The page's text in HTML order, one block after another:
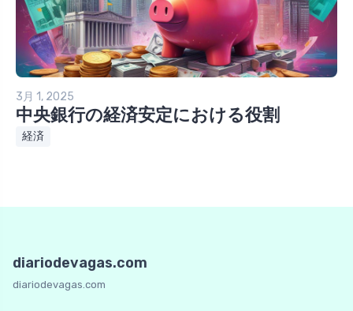
3月 1, 2025
中央銀行の経済安定における役割
経済
diariodevagas.com
diariodevagas.com